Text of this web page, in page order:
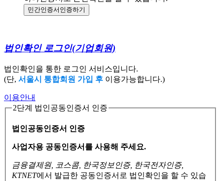
민간인증서 인증하기
법인확인 로그인(기업회원)
법인확인을 통한 로그인 서비스입니다.
(단, 서울시 통합회원 가입 후 이용가능합니다.)
이용안내
2단계 법인공동인증서 인증
법인공동인증서 인증
사업자용 공동인증서를 사용해 주세요.
금융결제원, 코스콤, 한국정보인증, 한국전자인증,
KTNET에서 발급한 공동인증서로 법인확인을 할 수 있습